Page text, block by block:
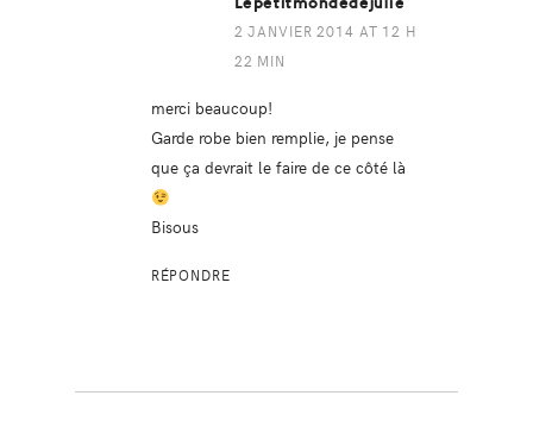
2 JANVIER 2014 AT 12 H
22 MIN
merci beaucoup!
Garde robe bien remplie, je pense
que ça devrait le faire de ce côté là
Bisous
RÉPONDRE